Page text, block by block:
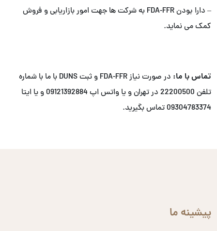
– دارا بودن FDA-FFR به شرکت ها جهت امور بازاریابی و فروش
کمک می نماید.
تماس با ما:
در صورت نیاز FDA-FFR و ثبت DUNS با ما با شماره
تلفن 22200500 در تهران و یا واتس اپ 09121392884 و یا ایتا
09304783374 تماس بگیرید.
پیشینه ما